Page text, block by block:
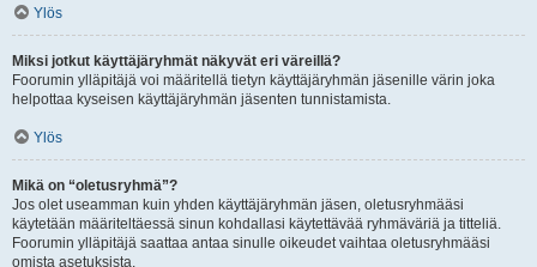
Ylös
Miksi jotkut käyttäjäryhmät näkyvät eri väreillä?
Foorumin ylläpitäjä voi määritellä tietyn käyttäjäryhmän jäsenille värin joka
helpottaa kyseisen käyttäjäryhmän jäsenten tunnistamista.
Ylös
Mikä on “oletusryhmä”?
Jos olet useamman kuin yhden käyttäjäryhmän jäsen, oletusryhmääsi
käytetään määriteltäessä sinun kohdallasi käytettävää ryhmäväriä ja titteliä.
Foorumin ylläpitäjä saattaa antaa sinulle oikeudet vaihtaa oletusryhmääsi
omista asetuksista.